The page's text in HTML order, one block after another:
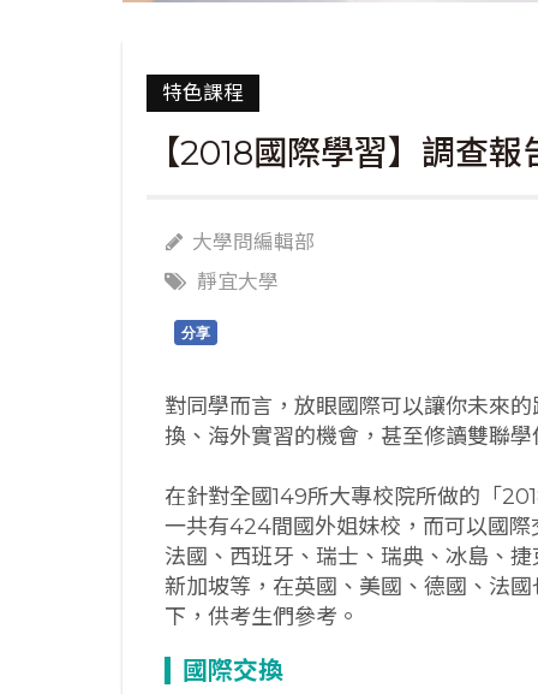
特色課程
【2018國際學習】調查
大學問編輯部
靜宜大學
分享
對同學而言，放眼國際可以讓你未來
換、海外實習的機會，甚至修讀雙聯
在針對全國149所大專校院所做的「
一共有424間國外姐妹校，而可以國
法國、西班牙、瑞士、瑞典、冰島、
新加坡等，在英國、美國、德國、法
下，供考生們參考。
國際交換